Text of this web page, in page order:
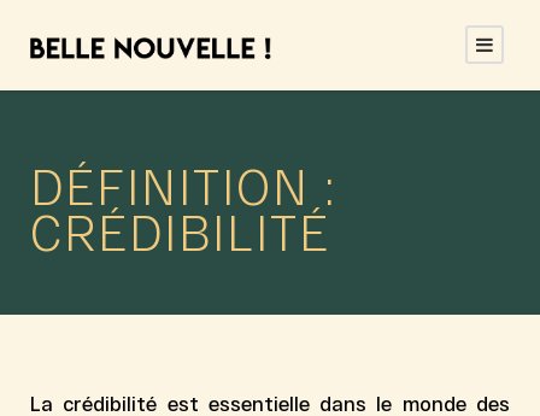
DÉFINITION :
CRÉDIBILITÉ
La crédibilité est essentielle dans le monde des